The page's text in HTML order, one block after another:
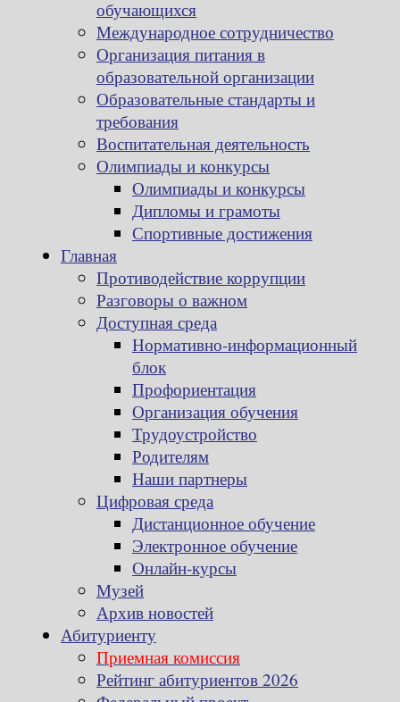
обучающихся
Международное сотрудничество
Организация питания в
образовательной организации
Образовательные стандарты и
требования
Воспитательная деятельность
Олимпиады и конкурсы
Олимпиады и конкурсы
Дипломы и грамоты
Спортивные достижения
Главная
Противодействие коррупции
Разговоры о важном
Доступная среда
Нормативно-информационный
блок
Профориентация
Организация обучения
Трудоустройство
Родителям
Наши партнеры
Цифровая среда
Дистанционное обучение
Электронное обучение
Онлайн-курсы
Музей
Архив новостей
Абитуриенту
Приемная комиссия
Рейтинг абитуриентов 2026